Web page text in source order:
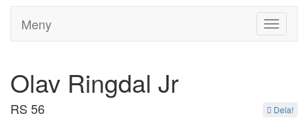
Toggle
Meny
Olav Ringdal Jr
RS 56 Dela!